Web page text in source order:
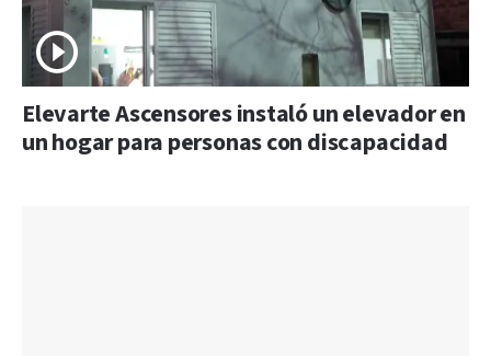
Elevarte Ascensores instaló un elevador en
un hogar para personas con discapacidad